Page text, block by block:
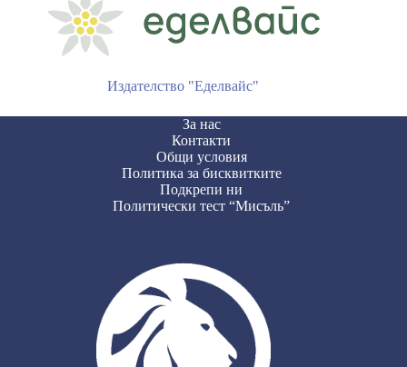
Издателство "Еделвайс"
За нас
Контакти
Общи условия
Политика за бисквитките
Подкрепи ни
Политически тест “Мисъль”